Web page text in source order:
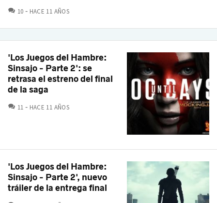
10 COMENTARIOS
HACE 11 AÑOS
'Los Juegos del Hambre:
Sinsajo - Parte 2': se
retrasa el estreno del final
de la saga
11 COMENTARIOS
HACE 11 AÑOS
'Los Juegos del Hambre:
Sinsajo - Parte 2', nuevo
tráiler de la entrega final